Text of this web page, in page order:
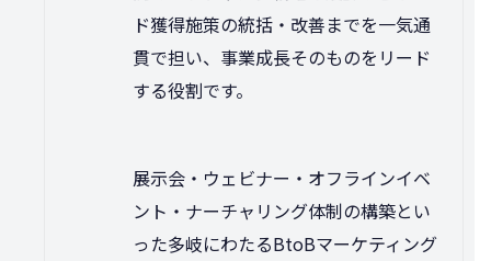
ド獲得施策の統括・改善までを一気通
貫で担い、事業成長そのものをリード
する役割です。
展示会・ウェビナー・オフラインイベ
ント・ナーチャリング体制の構築とい
った多岐にわたるBtoBマーケティング